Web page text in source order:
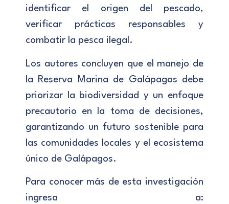
identificar el origen del pescado,
verificar prácticas responsables y
combatir la pesca ilegal.
Los autores concluyen que el manejo de
la Reserva Marina de Galápagos debe
priorizar la biodiversidad y un enfoque
precautorio en la toma de decisiones,
garantizando un futuro sostenible para
las comunidades locales y el ecosistema
único de Galápagos.
Para conocer más de esta investigación
ingresa a: